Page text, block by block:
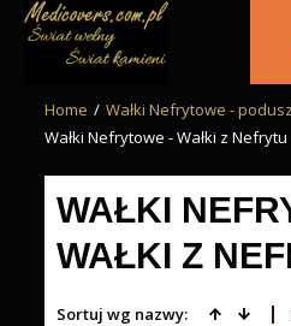
Home / Wałki Nefrytowe -
Wałki Nefrytowe - Wałki z Nefrytu
WAŁKI
WAŁKI Z
Sortuj wg nazwy: